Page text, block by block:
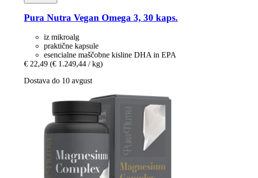
Pura Nutra Vegan Omega 3, 30 kaps.
iz mikroalg
praktične kapsule
esencialne maščobne kisline DHA in EPA
€ 22,49 (€ 1.249,44 / kg)
Dostava do 10 avgust